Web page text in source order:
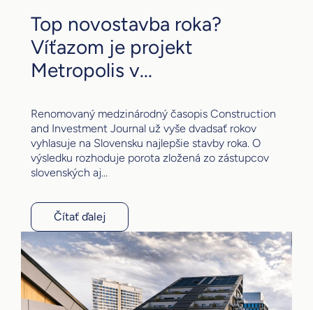
Top novostavba roka?
Víťazom je projekt
Metropolis v...
Renomovaný medzinárodný časopis Construction
and Investment Journal už vyše dvadsať rokov
vyhlasuje na Slovensku najlepšie stavby roka. O
výsledku rozhoduje porota zložená zo zástupcov
slovenských aj...
Čítať ďalej